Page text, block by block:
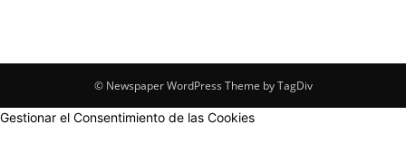
© Newspaper WordPress Theme by TagDiv
Gestionar el Consentimiento de las Cookies